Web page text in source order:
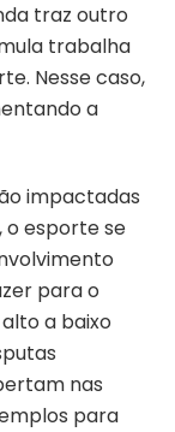
traz outro
trabalha
Nesse caso,
a
impactadas
o esporte se
para o
a baixo
nas
para